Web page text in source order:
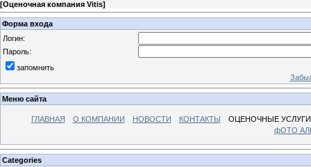
[Оценочная компания Vitis]
Форма входа
Логин:
Пароль:
запомнить
Меню сайта
ГЛАВНАЯ О КОМПАНИИ НОВОСТИ КОНТАКТЫ
ОЦЕНОЧНЫЕ УСЛУГИ
фОТО
Categories